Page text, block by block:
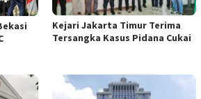
Kejari Jakarta Timur Terima
Tersangka Kasus Pidana Cukai